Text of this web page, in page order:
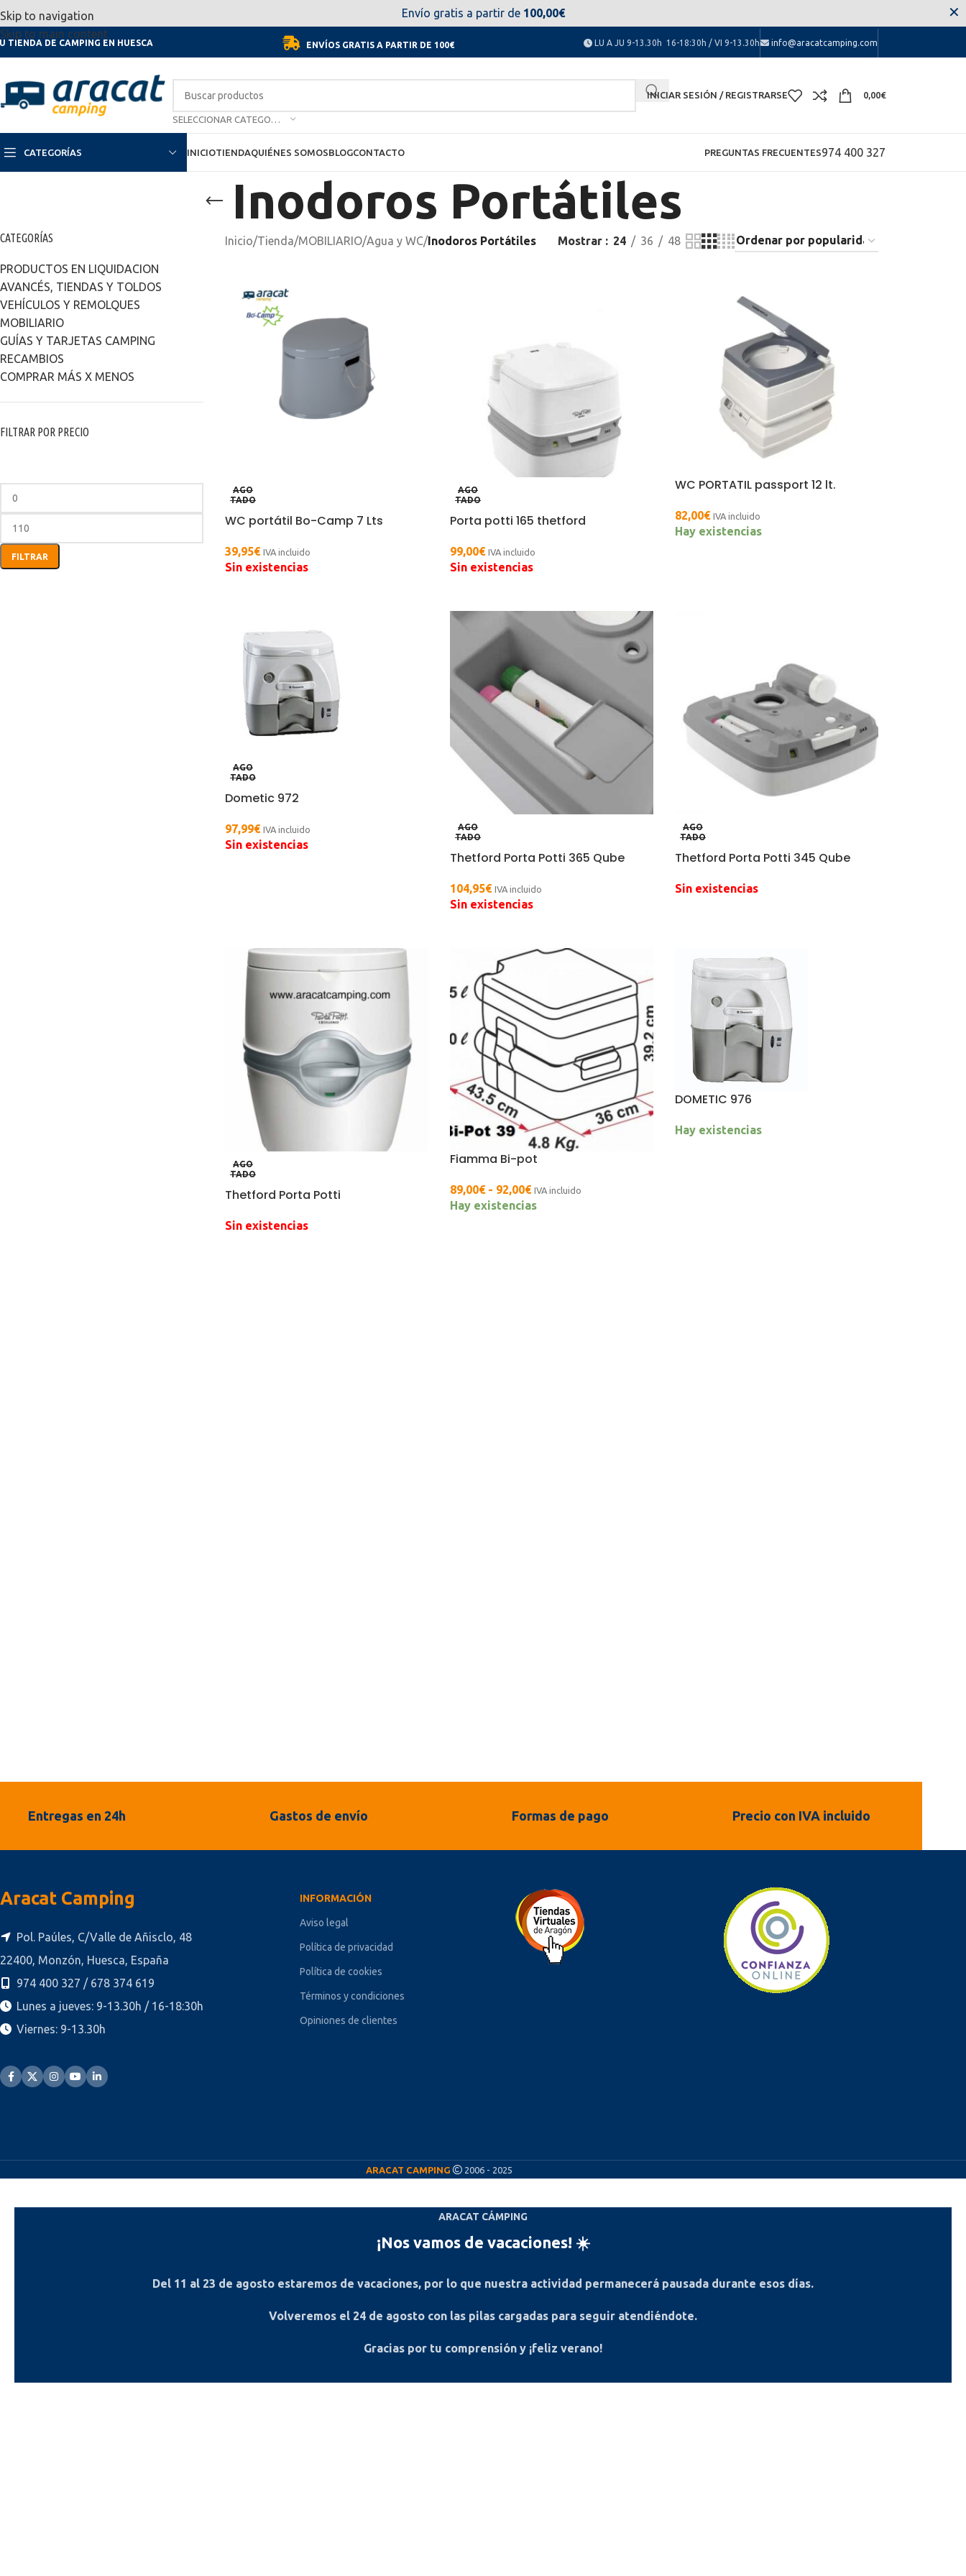
Skip to navigation
Skip to main content
Por motivo de las vacaciones, del día 11 al 23 de agosto no estaremos disponibles. Disculpen las molestias.
TIENDA DE CAMPING EN HUESCA ENVÍOS GRATIS A PARTIR DE 100€ LU A JU 9-13.30h 16-18:30h / VI 9-13.30h info@aracatcamping.com
INICIAR SESIÓN / REGISTRARSE 0,00€
CATEGORÍAS INICIOTIENDAQUIÉNES SOMOSBLOGCONTACTO PREGUNTAS FRECUENTES974 400 327
Inodoros Portátiles
CATEGORÍAS
PRODUCTOS EN LIQUIDACION
AVANCÉS, TIENDAS Y TOLDOS
VEHÍCULOS Y REMOLQUES
MOBILIARIO
GUÍAS Y TARJETAS CAMPING
RECAMBIOS
COMPRAR MÁS X MENOS
FILTRAR POR PRECIO
FILTRAR
Inicio/Tienda/MOBILIARIO/Agua y WC/Inodoros Portátiles
Envío gratis a partir de 100,00€ ✕
Mostrar 24 36 48
AGO
TADO
WC portátil Bo-Camp 7 Lts
39,95€ IVA incluido
Sin existencias
AGO
TADO
Porta potti 165 thetford
99,00€ IVA incluido
Sin existencias
WC PORTATIL passport 12 lt.
82,00€ IVA incluido
Hay existencias
AGO
TADO
Dometic 972
97,99€ IVA incluido
Sin existencias
AGO
TADO
Thetford Porta Potti 365 Qube
104,95€ IVA incluido
Sin existencias
AGO
TADO
Thetford Porta Potti 345 Qube
Sin existencias
AGO
TADO
Thetford Porta Potti
Sin existencias
Fiamma Bi-pot
89,00€ - 92,00€ IVA incluido
Hay existencias
DOMETIC 976
Hay existencias
Entregas en 24h Gastos de envío Formas de pago Precio con IVA incluido
Aracat Camping
Pol. Paúles, C/Valle de Añisclo, 48
22400, Monzón, Huesca, España
974 400 327 / 678 374 619
Lunes a jueves: 9-13.30h / 16-18:30h
Viernes: 9-13.30h
INFORMACIÓN
Aviso legal
Política de privacidad
Política de cookies
Términos y condiciones
Opiniones de clientes
ARACAT CAMPING 2006 - 2025
ARACAT CÁMPING
¡Nos vamos de vacaciones! ☀️
Del 11 al 23 de agosto estaremos de vacaciones, por lo que nuestra actividad permanecerá pausada durante esos días.
Volveremos el 24 de agosto con las pilas cargadas para seguir atendiéndote.
Gracias por tu comprensión y ¡feliz verano!